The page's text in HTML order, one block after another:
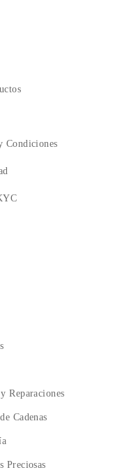
Condiciones
Reparaciones
Cadenas
Preciosas